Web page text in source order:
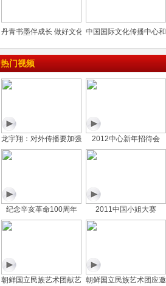
丹青书墨伴成长 做好文化 中国国际文化传播中心和
热门视频
龙宇翔：对外传播要加强 2012中心新年招待会
纪念辛亥革命100周年 2011中国小姐大赛
朝鲜国立民族艺术团献艺 朝鲜国立民族艺术团应邀